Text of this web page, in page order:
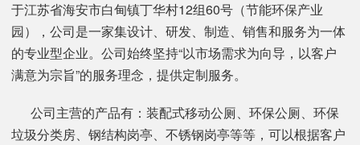
于江苏省海安市白甸镇丁华村12组60号（节能环保产业
园），公司是一家集设计、研发、制造、销售和服务为一体
的专业型企业。公司始终坚持“以市场需求为向导，以客户
满意为宗旨”的服务理念，提供定制服务。
公司主营的产品有：装配式移动公厕、环保公厕、环保
垃圾分类房、钢结构岗亭、不锈钢岗亭等等，可以根据客户